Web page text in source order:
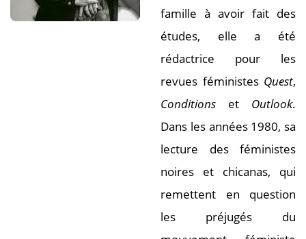
famille à avoir fait des
études, elle a été
rédactrice pour les
revues féministes Quest,
Conditions et Outlook.
Dans les années 1980, sa
lecture des féministes
noires et chicanas, qui
remettent en question
les préjugés du